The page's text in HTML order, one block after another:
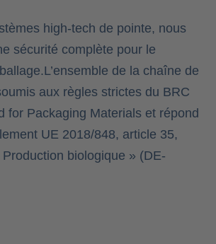
high-tech de pointe, nous
sécurité complète pour le
de la chaîne de
aux règles strictes du BRC
for Packaging Materials et répond
UE 2018/848, article 35,
biologique » (DE-